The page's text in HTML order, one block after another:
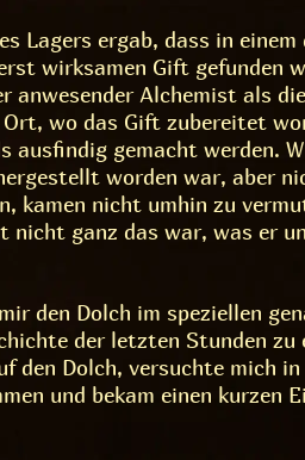
Lagers ergab, dass in
wirksamen Gift gefunden
anwesender Alchemist als
wo das Gift zubereitet
ausfindig gemacht werden.
worden war, aber
kamen nicht umhin zu
nicht ganz das war, was er
den Dolch im speziellen
der letzten Stunden
den Dolch, versuchte mich in
und bekam einen kurzen